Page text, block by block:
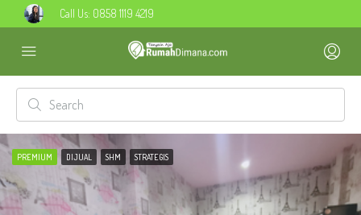
Call Us: 0858 1119 4219
PREMIUM DIJUAL SHM STRATEGIS